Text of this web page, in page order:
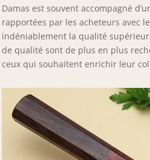
Damas est souvent accompagné
rapportées par les acheteurs avec
indéniablement la qualité
de qualité sont de plus en plus
ceux qui souhaitent enrichir leur